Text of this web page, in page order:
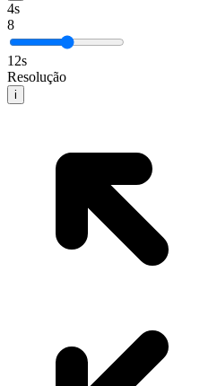
4s
8
12s
Resolução
i